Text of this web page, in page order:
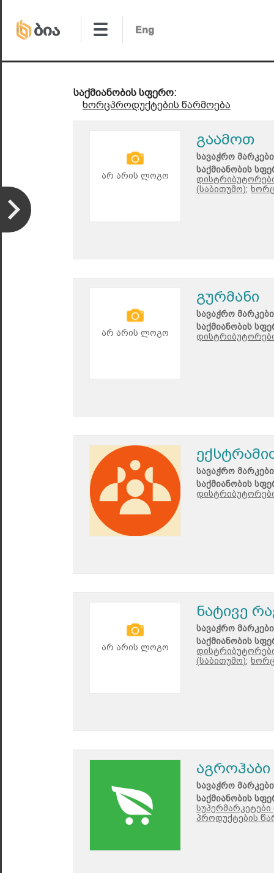
საქმიანობის სფერო:
ხორცპროდუქტების წარმოება
არ არის ლოგო
გაამოთ
სავაჭრო
საქმიანობის
(საბითუმო);
არ არის ლოგო
გურმანი
სავაჭრო
საქმიანობის
სავაჭრო
საქმიანობის
არ არის ლოგო
ნატივე
სავაჭრო
საქმიანობის
(საბითუმო);
აგროჰაბი
სავაჭრო
საქმიანობის
პროდუქტების